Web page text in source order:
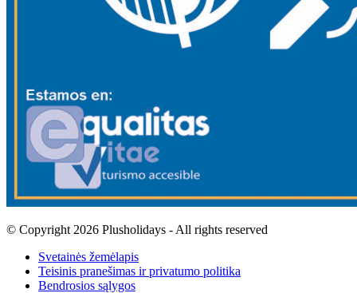
© Copyright 2026 Plusholidays - All rights reserved
Svetainės žemėlapis
Teisinis pranešimas ir privatumo politika
Bendrosios sąlygos